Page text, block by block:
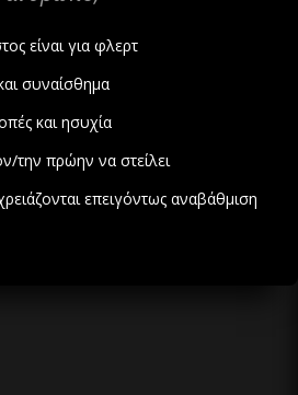
είναι για φλερτ
συναίσθημα
και ησυχία
την πρώην να στείλει
επειγόντως αναβάθμιση